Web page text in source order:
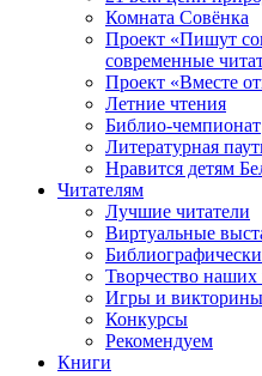
Комната Совёнка
Проект «Пишут
современные
Проект «Вместе
Летние чтения
Библио-чемпионат
Литературная
Нравится детям
Читателям
Лучшие читатели
Виртуальные
Творчество наших
Игры и викторины
Конкурсы
Рекомендуем
Книги